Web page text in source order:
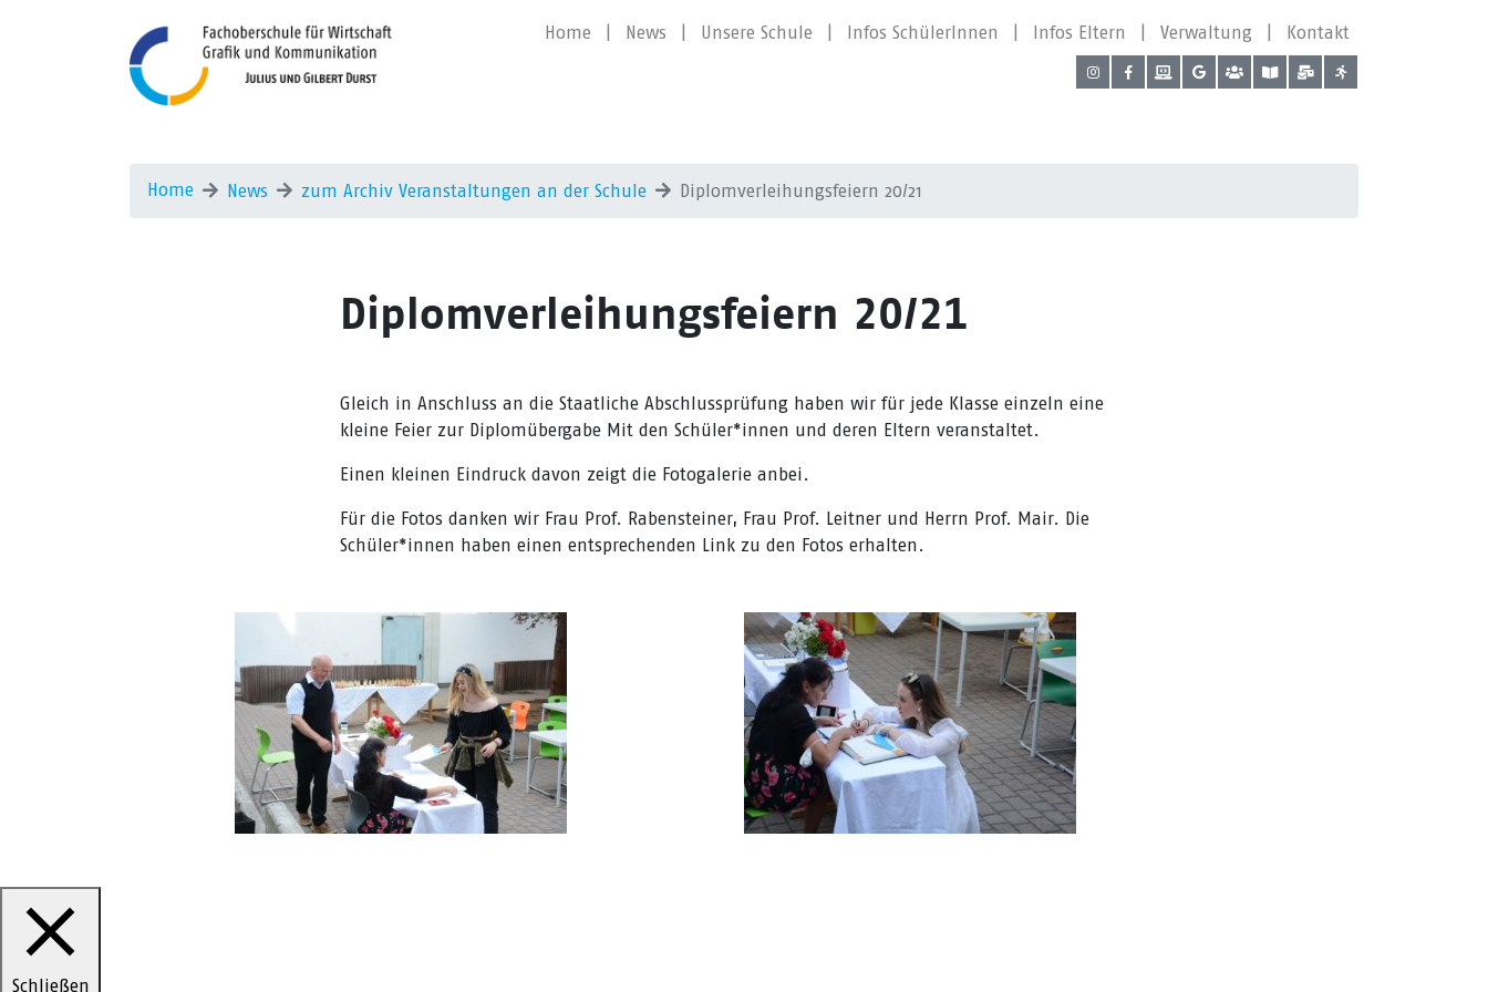
Home News Unsere Schule Infos SchülerInnen Infos Eltern Verwaltung Kontakt
Home News zum Archiv Veranstaltungen an der Schule Diplomverleihungsfeiern 20/21
Diplomverleihungsfeiern 20/21
Gleich in Anschluss an die Staatliche Abschlussprüfung haben wir für jede Klasse einzeln eine
kleine Feier zur Diplomübergabe Mit den Schüler*innen und deren Eltern veranstaltet.
Einen kleinen Eindruck davon zeigt die Fotogalerie anbei.
Für die Fotos danken wir Frau Prof. Rabensteiner, Frau Prof. Leitner und Herrn Prof. Mair. Die
Schüler*innen haben einen entsprechenden Link zu den Fotos erhalten.
Schließen